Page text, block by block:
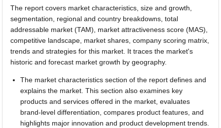
The report covers market characteristics, size and growth,
segmentation, regional and country breakdowns, total
addressable market (TAM), market attractiveness score (MAS),
competitive landscape, market shares, company scoring matrix,
trends and strategies for this market. It traces the market's
historic and forecast market growth by geography.
The market characteristics section of the report defines and
explains the market. This section also examines key
products and services offered in the market, evaluates
brand-level differentiation, compares product features, and
highlights major innovation and product development trends.